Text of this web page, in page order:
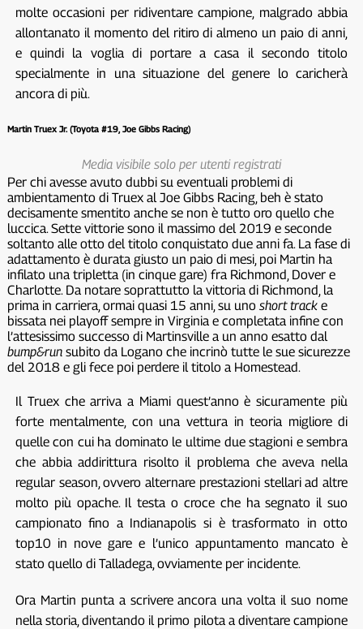
molte occasioni per ridiventare campione, malgrado abbia
allontanato il momento del ritiro di almeno un paio di anni,
e quindi la voglia di portare a casa il secondo titolo
specialmente in una situazione del genere lo caricherà
ancora di più.
Martin Truex Jr. (Toyota #19, Joe Gibbs Racing)
Media visibile solo per utenti registrati
Per chi avesse avuto dubbi su eventuali problemi di
ambientamento di Truex al Joe Gibbs Racing, beh è stato
decisamente smentito anche se non è tutto oro quello che
luccica. Sette vittorie sono il massimo del 2019 e seconde
soltanto alle otto del titolo conquistato due anni fa. La fase di
adattamento è durata giusto un paio di mesi, poi Martin ha
infilato una tripletta (in cinque gare) fra Richmond, Dover e
Charlotte. Da notare soprattutto la vittoria di Richmond, la
prima in carriera, ormai quasi 15 anni, su uno short tracke
bissata nei playoff sempre in Virginia e completata infine con
l’attesissimo successo di Martinsville a un anno esatto dal
bump&runsubito da Logano che incrinò tutte le sue sicurezze
del 2018 e gli fece poi perdere il titolo a Homestead.
Il Truex che arriva a Miami quest’anno è sicuramente più
forte mentalmente, con una vettura in teoria migliore di
quelle con cui ha dominato le ultime due stagioni e sembra
che abbia addirittura risolto il problema che aveva nella
regular season, ovvero alternare prestazioni stellari ad altre
molto più opache. Il testa o croce che ha segnato il suo
campionato fino a Indianapolis si è trasformato in otto
top10 in nove gare e l’unico appuntamento mancato è
stato quello di Talladega, ovviamente per incidente.
Ora Martin punta a scrivere ancora una volta il suo nome
nella storia, diventando il primo pilota a diventare campione